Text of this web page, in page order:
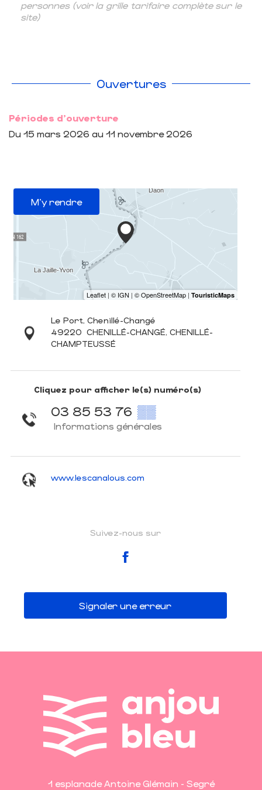
personnes (voir la grille tarifaire complète sur le
site)
Ouvertures
Périodes d'ouverture
Du 15 mars 2026 au 11 novembre 2026
M'y rendre
Le Port, Chenillé-Changé
49220 CHENILLÉ-CHANGÉ, CHENILLÉ-
CHAMPTEUSSÉ
Cliquez pour afficher le(s) numéro(s)
03 85 53 76 ▒▒
Informations générales
www.lescanalous.com
Suivez-nous sur
Signaler une erreur
1 esplanade Antoine Glémain - Segré